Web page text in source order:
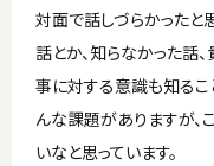
対面で話しづらかったと
話とか、知らなかった話
事に対する意識も知るこ
んな課題がありますが、
いなと思っています。